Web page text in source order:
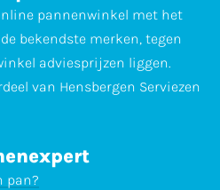
pannenwinkel met het
bekendste merken, tegen
adviesprijzen liggen.
van Hensbergen Serviezen
pan?